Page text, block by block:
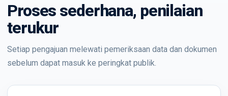
Proses sederhana, penilaian
terukur
Setiap pengajuan melewati pemeriksaan data dan dokumen
sebelum dapat masuk ke peringkat publik.